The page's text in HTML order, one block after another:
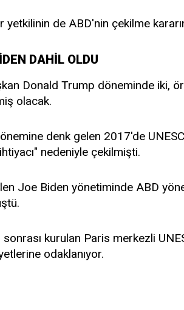
de ABD'nin çekilme
DAHİL OLDU
Donald Trump döneminde iki,
olacak.
denk gelen 2017'de
nedeniyle çekilmişti.
Joe Biden yönetiminde ABD
sonrası kurulan Paris merkezli
odaklanıyor.